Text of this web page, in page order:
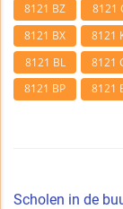
8121 BZ 8121
8121 BX
8121
8121 BL
8121
8121 BP
8121
Scholen in de